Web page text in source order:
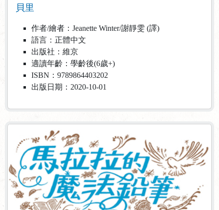
貝里
作者/繪者：Jeanette Winter/謝靜雯 (譯)
語言：正體中文
出版社：維京
適讀年齡：學齡後(6歲+)
ISBN：9789864403202
出版日期：2020-10-01